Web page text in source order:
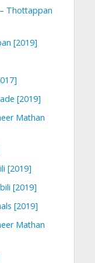
Thottappan
[2019]
[2019]
Mathan
[2019]
[2019]
[2019]
Mathan